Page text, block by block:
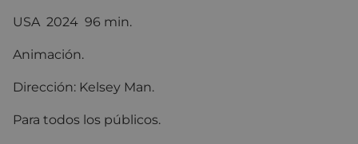
USA 2024 96 min.
Animación.
Dirección: Kelsey Man.
Para todos los públicos.